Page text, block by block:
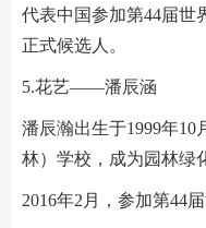
代表中国参加第44届世
正式候选人。
5.花艺——潘辰涵
潘辰瀚出生于1999年10
林）学校，成为园林绿
2016年2月，参加第44